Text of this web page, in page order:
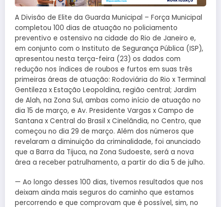
A Divisão de Elite da Guarda Municipal – Força Municipal
completou 100 dias de atuação no policiamento
preventivo e ostensivo na cidade do Rio de Janeiro e,
em conjunto com o Instituto de Segurança Pública (ISP),
apresentou nesta terça-feira (23) os dados com
redução nos índices de roubos e furtos em suas três
primeiras áreas de atuação: Rodoviária do Rio x Terminal
Gentileza x Estação Leopoldina, região central; Jardim
de Alah, na Zona Sul, ambas como início de atuação no
dia 15 de março, e Av. Presidente Vargas x Campo de
Santana x Central do Brasil x Cinelândia, no Centro, que
começou no dia 29 de março. Além dos números que
revelaram a diminuição da criminalidade, foi anunciado
que a Barra da Tijuca, na Zona Sudoeste, será a nova
área a receber patrulhamento, a partir do dia 5 de julho.
— Ao longo desses 100 dias, tivemos resultados que nos
deixam ainda mais seguros do caminho que estamos
percorrendo e que comprovam que é possível, sim, no